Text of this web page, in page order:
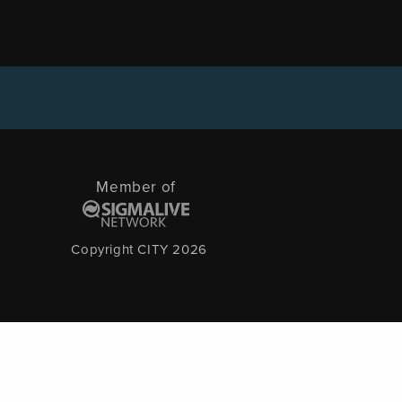
Member of
Copyright CITY 2026